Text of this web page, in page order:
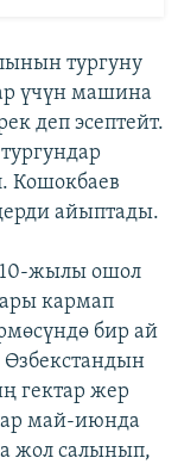
тургуну
үчүн машина
деп эсептейт.
Кошокбаев
айыптады.
жылы ошол
кармап
бир ай
гектар жер
май-июнда
жол салынып,